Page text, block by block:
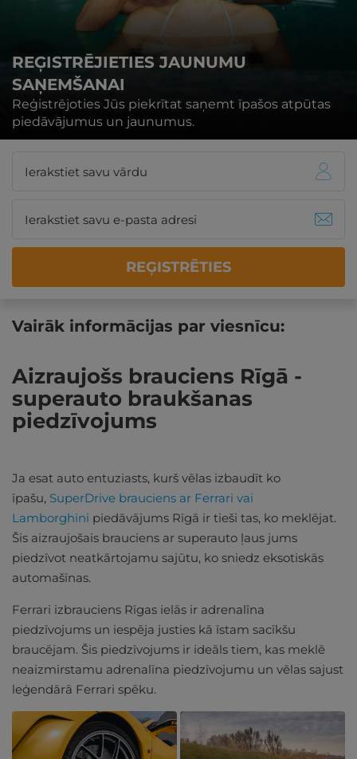
REĢISTRĒJIETIES JAUNUMU
SAŅEMŠANAI
Reģistrējoties Jūs piekrītat saņemt īpašos atpūtas
piedāvājumus un jaunumus.
REĢISTRĒTIES
Vairāk informācijas par viesnīcu:
Aizraujošs brauciens Rīgā -
superauto braukšanas
piedzīvojums
Ja esat auto entuziasts, kurš vēlas izbaudīt ko
īpašu, SuperDrive brauciens ar Ferrari vai
Lamborghini piedāvājums Rīgā ir tieši tas, ko meklējat.
Šis aizraujošais brauciens ar superauto ļaus jums
piedzīvot neatkārtojamu sajūtu, ko sniedz eksotiskās
automašīnas.
Ferrari izbrauciens Rīgas ielās ir adrenalīna
piedzīvojums un iespēja justies kā īstam sacīkšu
braucējam. Šis piedzīvojums ir ideāls tiem, kas meklē
neaizmirstamu adrenalīna piedzīvojumu un vēlas sajust
leģendārā Ferrari spēku.